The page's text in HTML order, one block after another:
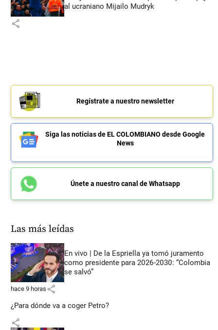
al ucraniano Mijailo Mudryk
share
Regístrate a nuestro newsletter
Siga las noticias de EL COLOMBIANO desde Google
News
Únete a nuestro canal de Whatsapp
Las más leídas
En vivo | De la Espriella ya tomó juramento
como presidente para 2026-2030: “Colombia
se salvó”
hace 9 horas share
¿Para dónde va a coger Petro?
share